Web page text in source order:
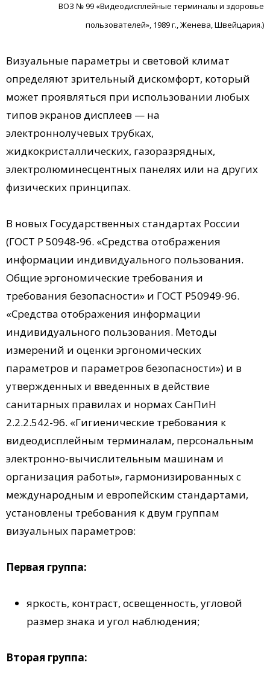
ВОЗ № 99 «Видеодисплейные терминалы и здоровье
пользователей», 1989 г., Женева, Швейцария.)
Визуальные параметры и световой климат
определяют зрительный дискомфорт, который
может проявляться при использовании любых
типов экранов дисплеев — на
электроннолучевых трубках,
жидкокристаллических, газоразрядных,
электролюминесцентных панелях или на других
физических принципах.
В новых Государственных стандартах России
(ГОСТ Р 50948-96. «Средства отображения
информации индивидуального пользования.
Общие эргономические требования и
требования безопасности» и ГОСТ Р50949-96.
«Средства отображения информации
индивидуального пользования. Методы
измерений и оценки эргономических
параметров и параметров безопасности») и в
утвержденных и введенных в действие
санитарных правилах и нормах СанПиН
2.2.2.542-96. «Гигиенические требования к
видеодисплейным терминалам, персональным
электронно-вычислительным машинам и
организация работы», гармонизированных с
международным и европейским стандартами,
установлены требования к двум группам
визуальных параметров:
Первая группа:
яркость, контраст, освещенность, угловой
размер знака и угол наблюдения;
Вторая группа: